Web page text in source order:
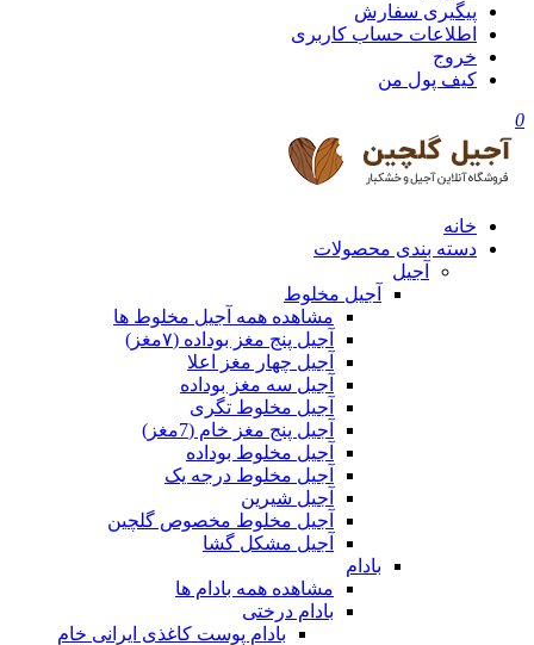
پیگیری سفارش
اطلاعات حساب كاربری
خروج
کیف پول من
0
خانه
دسته بندی محصولات
آجیل
آجیل مخلوط
مشاهده همه آجیل مخلوط ها
آجیل پنج مغز بوداده (۷مغز)
آجیل چهار مغز اعلا
آجیل سه مغز بوداده
آجیل مخلوط تگری
آجیل پنج مغز خام (7مغز)
آجیل مخلوط بوداده
آجیل مخلوط درجه یک
آجیل شیرین
آجیل مخلوط مخصوص گلچین
آجیل مشکل گشا
بادام
مشاهده همه بادام ها
بادام درختی
بادام پوست کاغذی ایرانی خام